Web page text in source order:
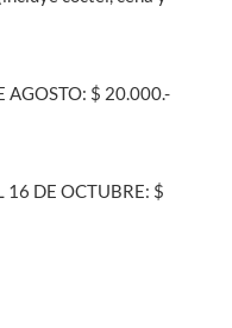
AGOSTO: $ 20.000.-
16 DE OCTUBRE: $